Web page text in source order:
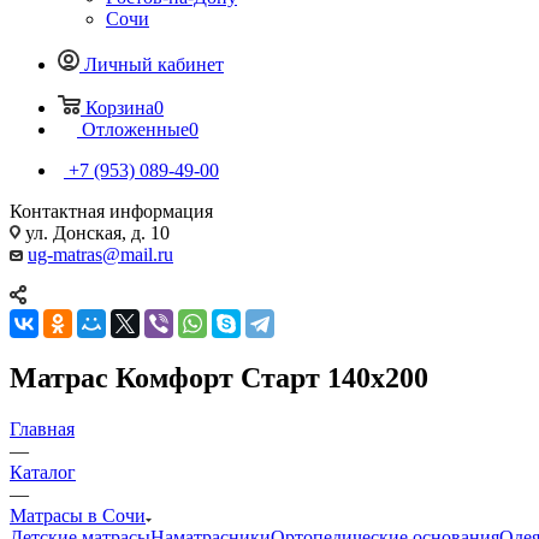
Сочи
Личный кабинет
Корзина0
Отложенные0
+7 (953) 089-49-00
Контактная информация
ул. Донская, д. 10
ug-matras@mail.ru
Матрас Комфорт Старт 140x200
Главная
—
Каталог
—
Матрасы в Сочи